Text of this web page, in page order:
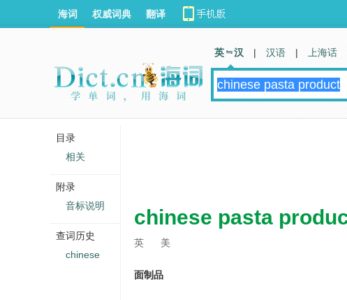
chinese pasta
英 美
面制品
海词 权威词典 翻译
英 汉 | 汉语 | 上海话
目录
相关
附录
音标说明
查词历史
chinese